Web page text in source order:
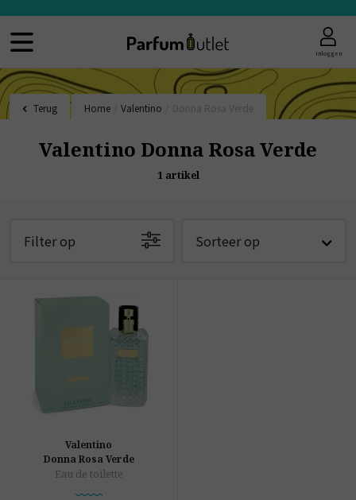
Inloggen
Terug Home Valentino
Valentino Donna Rosa Verde
1 artikel
Filter op Sorteer op
Valentino
Donna Rosa Verde
Eau de toilette